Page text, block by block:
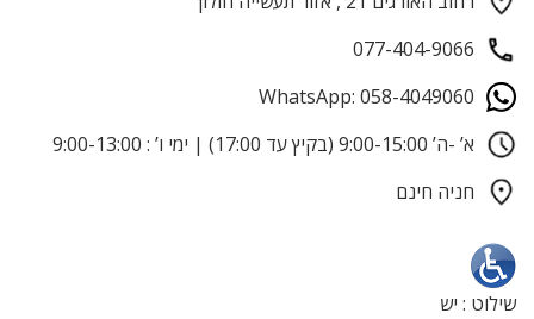
077-404-9066
WhatsApp: 058-4049060
א’ -ה’ 9:00-15:00 (בקיץ עד 17:00) | ימי ו’ : 9:00-13:00
חניה חינם
שילוט : יש